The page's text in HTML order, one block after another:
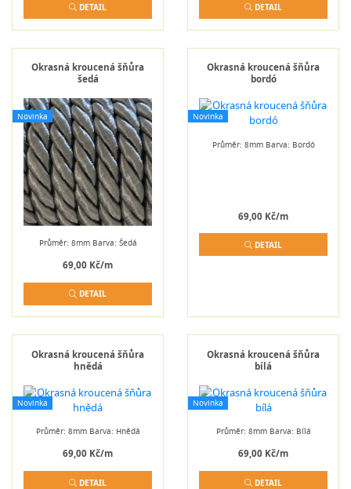
DETAIL DETAIL
Okrasná kroucená šňůra
šedá
Novinka
Průměr: 8mm Barva: Šedá
69,00 Kč/m
DETAIL
Okrasná kroucená šňůra
bordó
Novinka
Průměr: 8mm Barva: Bordó
69,00 Kč/m
DETAIL
Okrasná kroucená šňůra
hnědá
Novinka
Průměr: 8mm Barva: Hnědá
69,00 Kč/m
DETAIL
Okrasná kroucená šňůra
bílá
Novinka
Průměr: 8mm Barva: Bílá
69,00 Kč/m
DETAIL